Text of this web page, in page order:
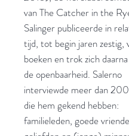
van The Catcher in the
Salinger publiceerde in
tijd, tot begin jaren zestig,
boeken en trok zich
de openbaarheid. Salerno
interviewde meer dan
die hem gekend hebben:
familieleden, goede